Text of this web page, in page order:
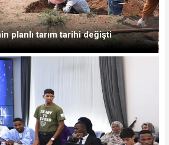
planlı tarım tarihi değişti